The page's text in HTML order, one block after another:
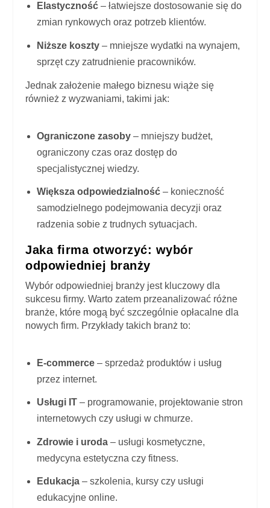
Elastyczność– łatwiejsze dostosowanie się do
zmian rynkowych oraz potrzeb klientów.
Niższe koszty– mniejsze wydatki na wynajem,
sprzęt czy zatrudnienie pracowników.
Jednak założenie małego biznesu wiąże się
również z wyzwaniami, takimi jak:
Ograniczone zasoby– mniejszy budżet,
ograniczony czas oraz dostęp do
specjalistycznej wiedzy.
Większa odpowiedzialność– konieczność
samodzielnego podejmowania decyzji oraz
radzenia sobie z trudnych sytuacjach.
Jaka firma otworzyć: wybór
odpowiedniej branży
Wybór odpowiedniej branży jest kluczowy dla
sukcesu firmy. Warto zatem przeanalizować różne
branże, które mogą być szczególnie opłacalne dla
nowych firm. Przykłady takich branż to:
E-commerce– sprzedaż produktów i usług
przez internet.
Usługi IT– programowanie, projektowanie stron
internetowych czy usługi w chmurze.
Zdrowie i uroda– usługi kosmetyczne,
medycyna estetyczna czy fitness.
Edukacja– szkolenia, kursy czy usługi
edukacyjne online.